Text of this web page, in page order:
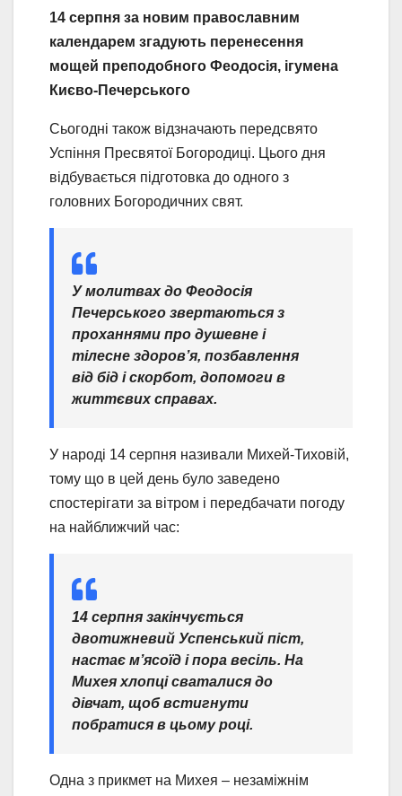
14 серпня за новим православним
календарем згадують перенесення
мощей преподобного Феодосія, ігумена
Києво-Печерського
Сьогодні також відзначають передсвято
Успіння Пресвятої Богородиці. Цього дня
відбувається підготовка до одного з
головних Богородичних свят.
У молитвах до Феодосія
Печерського звертаються з
проханнями про душевне і
тілесне здоров’я, позбавлення
від бід і скорбот, допомоги в
життєвих справах.
У народі 14 серпня називали Михей-Тиховій,
тому що в цей день було заведено
спостерігати за вітром і передбачати погоду
на найближчий час:
14 серпня закінчується
двотижневий Успенський піст,
настає м’ясоїд і пора весіль. На
Михея хлопці сваталися до
дівчат, щоб встигнути
побратися в цьому році.
Одна з прикмет на Михея – незаміжнім